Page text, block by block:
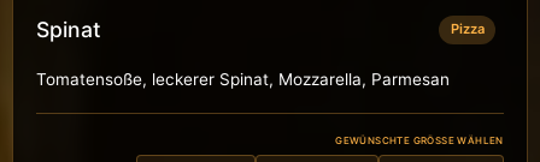
Spinat Pizza
Tomatensoße, leckerer Spinat, Mozzarella, Parmesan
GEWÜNSCHTE GRÖSSE WÄHLEN